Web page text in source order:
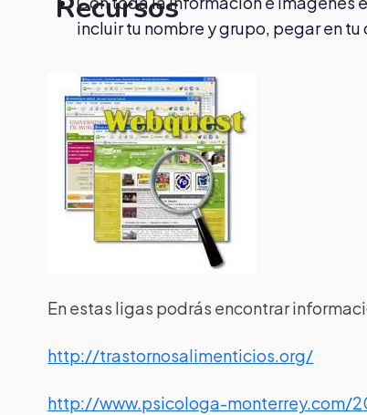
incluir tu nombre y grupo, pegar en tu
Recursos
En estas ligas podrás encontrar
http://trastornosalimenticios.org/
http://www.psicologa-monterrey.com/